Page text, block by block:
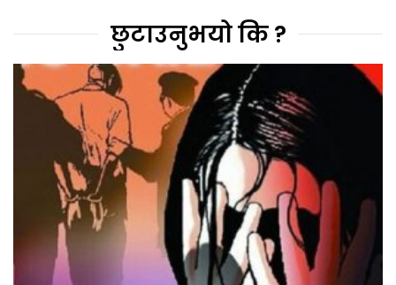
छुटाउनुभयो कि ?